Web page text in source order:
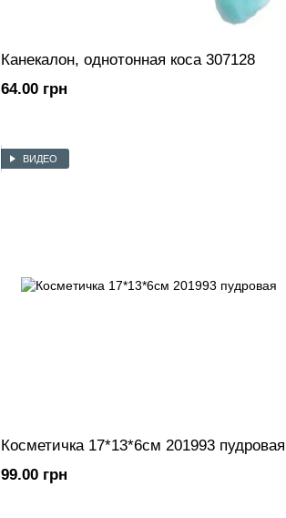
Канекалон, однотонная коса 307128
64.00 грн
ВИДЕО
Косметичка 17*13*6см 201993 пудровая
99.00 грн